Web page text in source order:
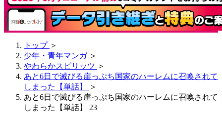
トップ ＞
少年・青年マンガ ＞
やわらかスピリッツ ＞
あと6日で滅びる崖っぷち国家のハーレムに召喚されて
しまった【単話】
＞
あと6日で滅びる崖っぷち国家のハーレムに召喚されて
しまった【単話】 23